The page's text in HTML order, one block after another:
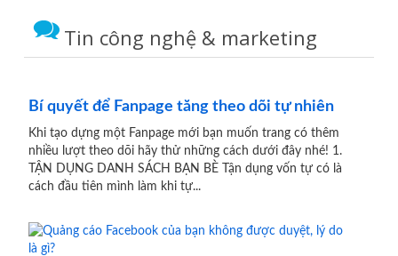
Tin công nghệ & marketing
Bí quyết để Fanpage tăng theo dõi tự nhiên
Khi tạo dựng một Fanpage mới bạn muốn trang có thêm
nhiều lượt theo dõi hãy thử những cách dưới đây nhé! 1.
TẬN DỤNG DANH SÁCH BẠN BÈ Tận dụng vốn tự có là
cách đầu tiên mình làm khi tự...